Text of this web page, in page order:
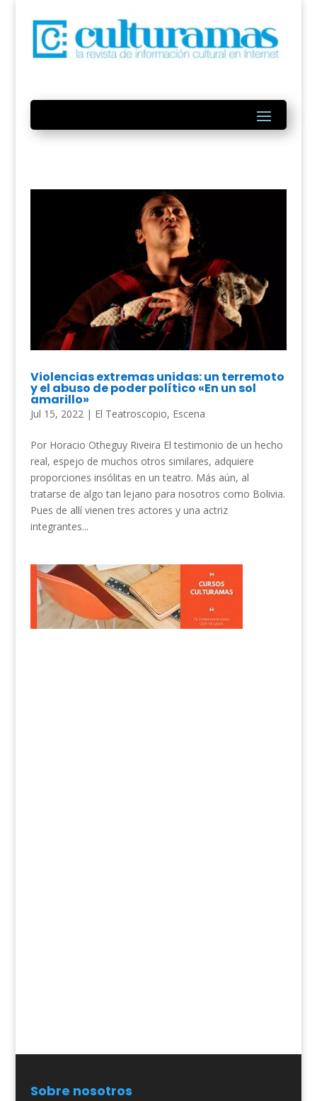
Violencias extremas unidas: un terremoto
y el abuso de poder político «En un sol
amarillo»
Jul 15, 2022| El Teatroscopio, Escena
Por Horacio Otheguy Riveira El testimonio de un hecho
real, espejo de muchos otros similares, adquiere
proporciones insólitas en un teatro. Más aún, al
tratarse de algo tan lejano para nosotros como Bolivia.
Pues de allí vienen tres actores y una actriz
integrantes...
Sobre nosotros